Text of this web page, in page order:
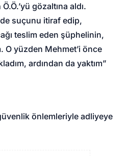
gözaltına aldı.
suçunu itiraf edip,
teslim eden şüphelinin,
O yüzden Mehmet’i önce
ardından da yaktım”
önlemleriyle adliyeye